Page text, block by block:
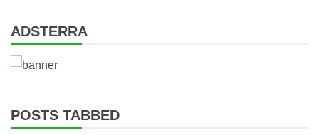
ADSTERRA
POSTS TABBED